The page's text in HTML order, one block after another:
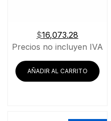
$16,073.28
Precios no incluyen IVA
AÑADIR AL CARRITO